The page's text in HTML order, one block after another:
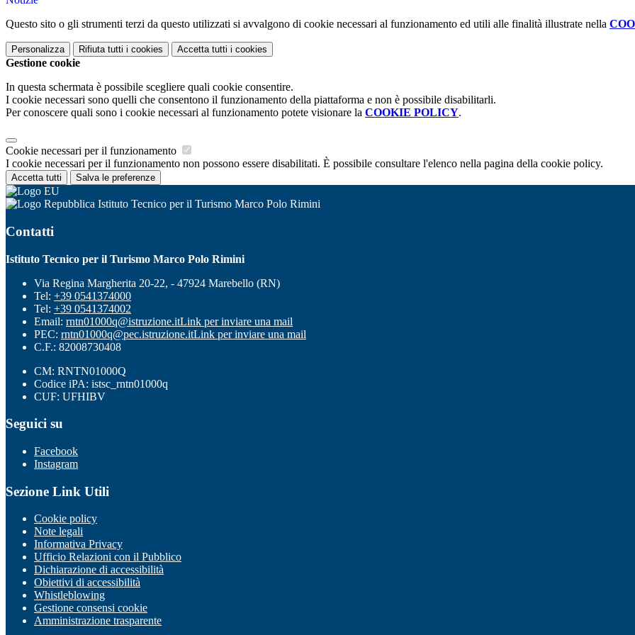
Questo sito o gli strumenti terzi da questo utilizzati si avvalgono di cookie necessari al funzionamento ed utili alle finalità illustrate nella
Personalizza Rifiuta tutti i cookies Accetta tutti i cookies
Gestione cookie
In questa schermata è possibile scegliere quali cookie consentire.
I cookie necessari sono quelli che consentono il funzionamento della piattaforma e non è possibile disabilitarli.
Per conoscere quali sono i cookie necessari al funzionamento potete visionare la COOKIE POLICY.
Cookie necessari per il funzionamento
I cookie necessari per il funzionamento non possono essere disabilitati. È possibile consultare l'elenco nella pagina della cookie policy.
Accetta tutti Salva le preferenze
Istituto Tecnico per il Turismo Marco Polo Rimini
Contatti
Istituto Tecnico per il Turismo Marco Polo Rimini
Via Regina Margherita 20-22, - 47924 Marebello (RN)
Tel: +39 0541374000
Tel: +39 0541374002
Email: rntn01000q@istruzione.itLink per inviare una mail
PEC: rntn01000q@pec.istruzione.itLink per inviare una mail
C.F.: 82008730408
CM: RNTN01000Q
Codice iPA: istsc_rntn01000q
CUF: UFHIBV
Seguici su
Facebook
Instagram
Sezione Link Utili
Cookie policy
Note legali
Informativa Privacy
Ufficio Relazioni con il Pubblico
Dichiarazione di accessibilità
Obiettivi di accessibilità
Whistleblowing
Gestione consensi cookie
Amministrazione trasparente